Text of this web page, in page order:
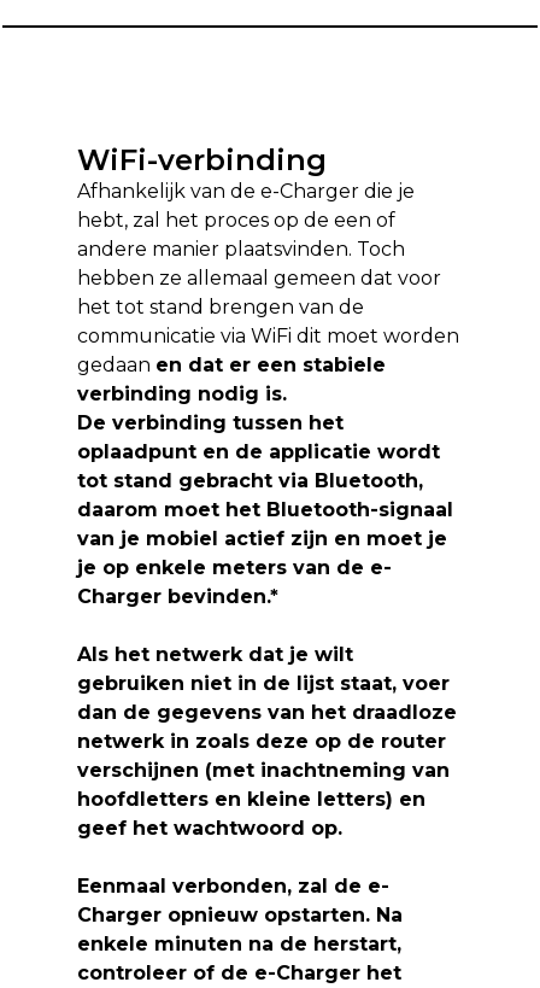
WiFi-verbinding
Afhankelijk van de e-Charger die je
hebt, zal het proces op de een of
andere manier plaatsvinden. Toch
hebben ze allemaal gemeen dat voor
het tot stand brengen van de
communicatie via WiFi dit moet worden
gedaan en dat er een stabiele
verbinding nodig is.
De verbinding tussen het
oplaadpunt en de applicatie wordt
tot stand gebracht via Bluetooth,
daarom moet het Bluetooth-signaal
van je mobiel actief zijn en moet je
je op enkele meters van de e-
Charger bevinden.*
Als het netwerk dat je wilt
gebruiken niet in de lijst staat, voer
dan de gegevens van het draadloze
netwerk in zoals deze op de router
verschijnen (met inachtneming van
hoofdletters en kleine letters) en
geef het wachtwoord op.
Eenmaal verbonden, zal de e-
Charger opnieuw opstarten. Na
enkele minuten na de herstart,
controleer of de e-Charger het